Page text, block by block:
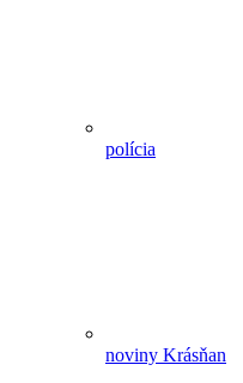
polícia
noviny Krásňan